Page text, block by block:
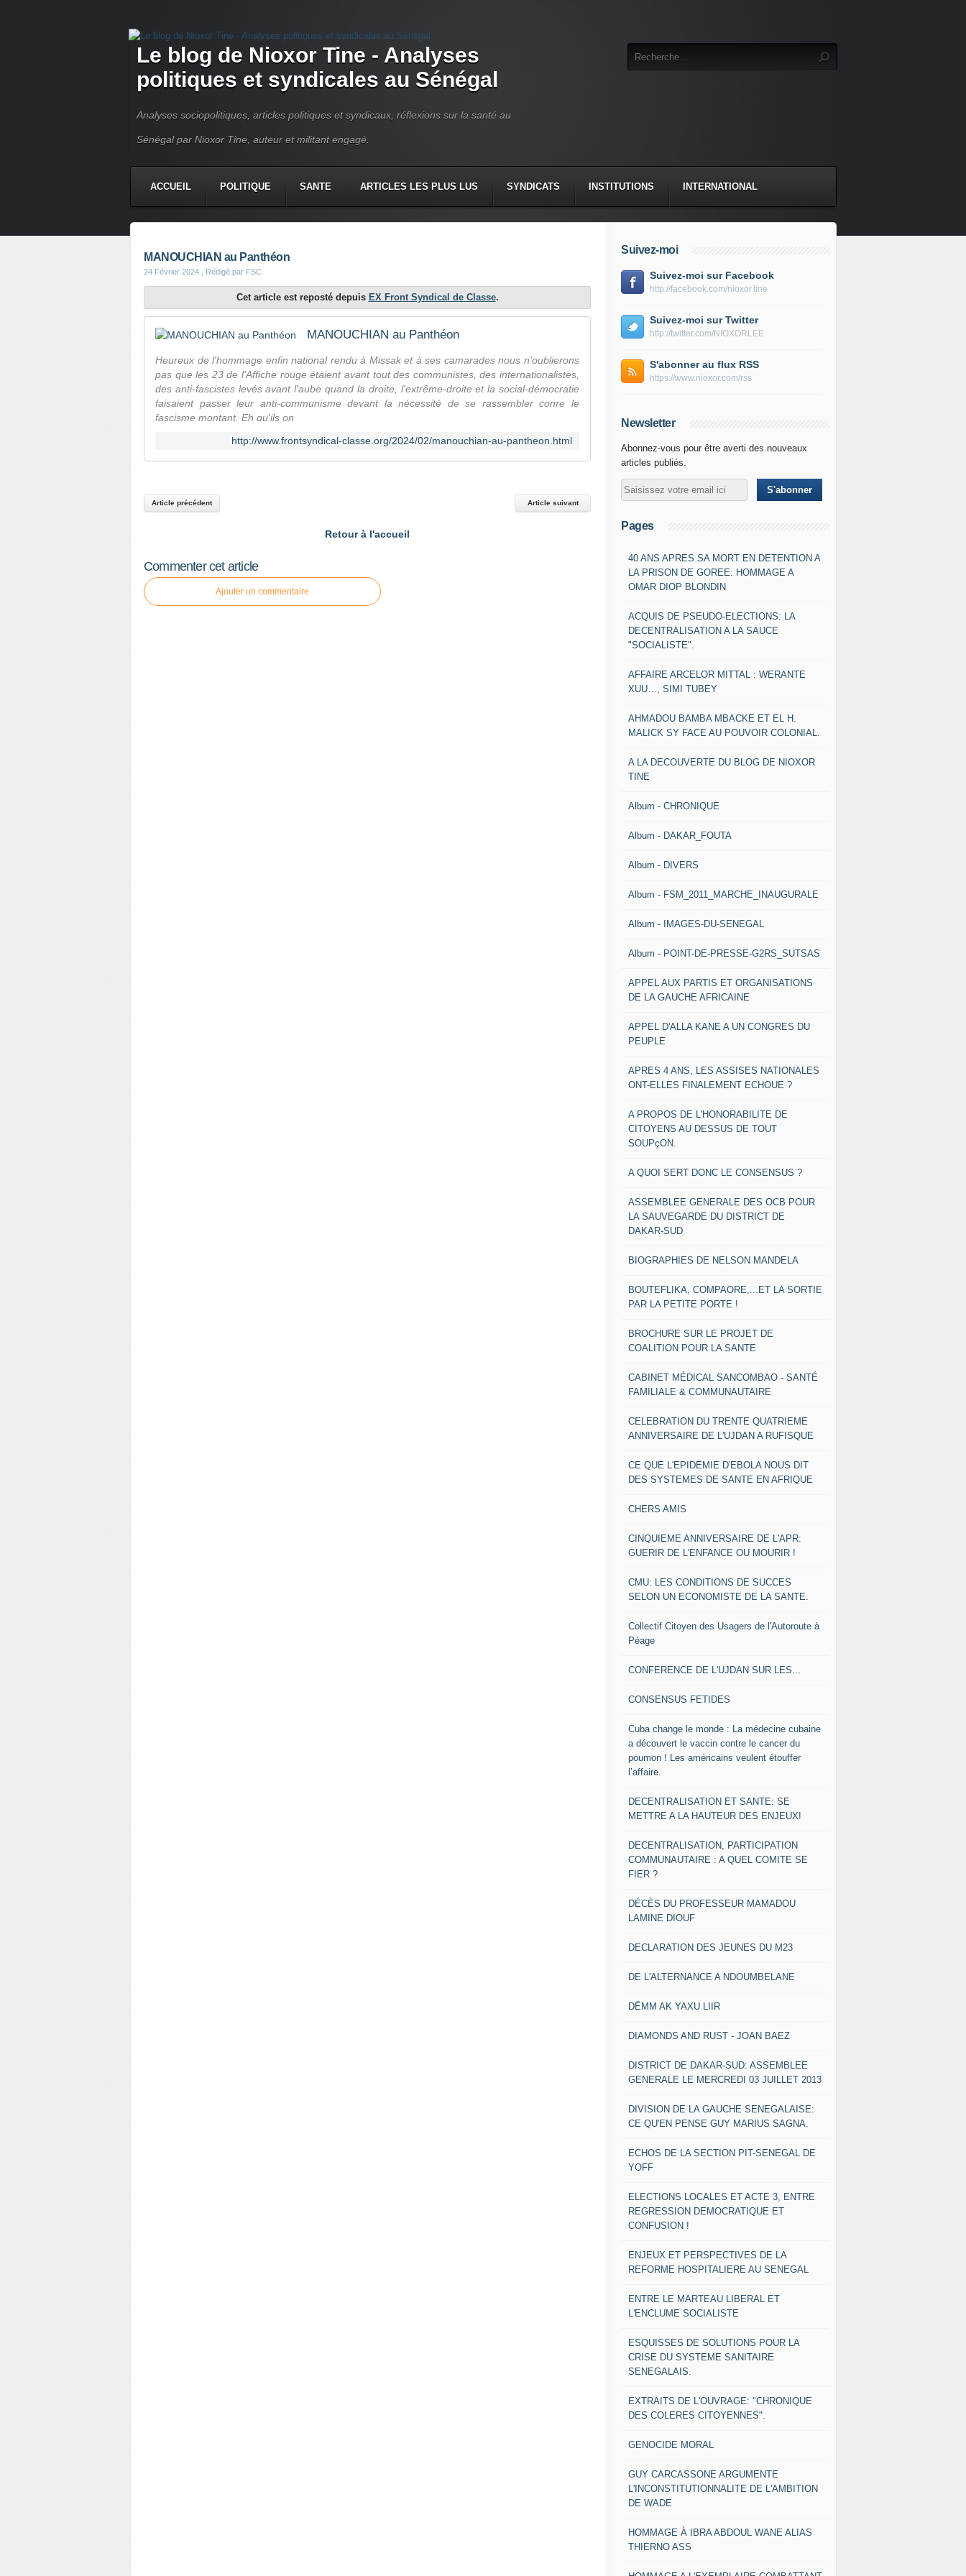
Le blog de Nioxor Tine - Analyses
politiques et syndicales au Sénégal
Analyses sociopolitiques, articles politiques et syndicaux, réflexions sur la santé au
Sénégal par Nioxor Tine, auteur et militant engagé.
ACCUEIL POLITIQUE SANTE ARTICLES LES PLUS LUS SYNDICATS INSTITUTIONS INTERNATIONAL
MANOUCHIAN au Panthéon
24 Février 2024 , Rédigé par FSC
Cet article est reposté depuis EX Front Syndical de Classe.
MANOUCHIAN au Panthéon
Heureux de l'hommage enfin national rendu à Missak et à ses camarades nous n'oublierons
pas que les 23 de l'Affiche rouge étaient avant tout des communistes, des internationalistes,
des anti-fascistes levés avant l'aube quand la droite, l'extrême-droite et la social-démocratie
faisaient passer leur anti-communisme devant la nécessité de se rassembler conre le
fascisme montant. Eh qu'ils on
http://www.frontsyndical-classe.org/2024/02/manouchian-au-pantheon.html
Article précédent Article suivant
Retour à l'accueil
Commenter cet article
Ajouter un commentaire
Suivez-moi
Suivez-moi sur Facebook
http://facebook.com/nioxor.tine
Suivez-moi sur Twitter
http://twitter.com/NIOXORLEE
S'abonner au flux RSS
https://www.nioxor.com/rss
Newsletter
Abonnez-vous pour être averti des nouveaux
articles publiés.
Pages
40 ANS APRES SA MORT EN DETENTION A
LA PRISON DE GOREE: HOMMAGE A
OMAR DIOP BLONDIN
ACQUIS DE PSEUDO-ELECTIONS: LA
DECENTRALISATION A LA SAUCE
"SOCIALISTE".
AFFAIRE ARCELOR MITTAL : WERANTE
XUU…, SIMI TUBEY
AHMADOU BAMBA MBACKE ET EL H.
MALICK SY FACE AU POUVOIR COLONIAL.
A LA DECOUVERTE DU BLOG DE NIOXOR
TINE
Album - CHRONIQUE
Album - DAKAR_FOUTA
Album - DIVERS
Album - FSM_2011_MARCHE_INAUGURALE
Album - IMAGES-DU-SENEGAL
Album - POINT-DE-PRESSE-G2RS_SUTSAS
APPEL AUX PARTIS ET ORGANISATIONS
DE LA GAUCHE AFRICAINE
APPEL D'ALLA KANE A UN CONGRES DU
PEUPLE
APRES 4 ANS, LES ASSISES NATIONALES
ONT-ELLES FINALEMENT ECHOUE ?
A PROPOS DE L'HONORABILITE DE
CITOYENS AU DESSUS DE TOUT
SOUPçON.
A QUOI SERT DONC LE CONSENSUS ?
ASSEMBLEE GENERALE DES OCB POUR
LA SAUVEGARDE DU DISTRICT DE
DAKAR-SUD
BIOGRAPHIES DE NELSON MANDELA
BOUTEFLIKA, COMPAORE,...ET LA SORTIE
PAR LA PETITE PORTE !
BROCHURE SUR LE PROJET DE
COALITION POUR LA SANTE
CABINET MÉDICAL SANCOMBAO - SANTÉ
FAMILIALE & COMMUNAUTAIRE
CELEBRATION DU TRENTE QUATRIEME
ANNIVERSAIRE DE L'UJDAN A RUFISQUE
CE QUE L'EPIDEMIE D'EBOLA NOUS DIT
DES SYSTEMES DE SANTE EN AFRIQUE
CHERS AMIS
CINQUIEME ANNIVERSAIRE DE L'APR:
GUERIR DE L'ENFANCE OU MOURIR !
CMU: LES CONDITIONS DE SUCCES
SELON UN ECONOMISTE DE LA SANTE.
Collectif Citoyen des Usagers de l'Autoroute à
Péage
CONFERENCE DE L'UJDAN SUR LES...
CONSENSUS FETIDES
Cuba change le monde : La médecine cubaine
a découvert le vaccin contre le cancer du
poumon ! Les américains veulent étouffer
l’affaire.
DECENTRALISATION ET SANTE: SE
METTRE A LA HAUTEUR DES ENJEUX!
DECENTRALISATION, PARTICIPATION
COMMUNAUTAIRE : A QUEL COMITE SE
FIER ?
DÉCÈS DU PROFESSEUR MAMADOU
LAMINE DIOUF
DECLARATION DES JEUNES DU M23
DE L'ALTERNANCE A NDOUMBELANE
DËMM AK YAXU LIIR
DIAMONDS AND RUST - JOAN BAEZ
DISTRICT DE DAKAR-SUD: ASSEMBLEE
GENERALE LE MERCREDI 03 JUILLET 2013
DIVISION DE LA GAUCHE SENEGALAISE:
CE QU'EN PENSE GUY MARIUS SAGNA.
ECHOS DE LA SECTION PIT-SENEGAL DE
YOFF
ELECTIONS LOCALES ET ACTE 3, ENTRE
REGRESSION DEMOCRATIQUE ET
CONFUSION !
ENJEUX ET PERSPECTIVES DE LA
REFORME HOSPITALIERE AU SENEGAL
ENTRE LE MARTEAU LIBERAL ET
L'ENCLUME SOCIALISTE
ESQUISSES DE SOLUTIONS POUR LA
CRISE DU SYSTEME SANITAIRE
SENEGALAIS.
EXTRAITS DE L'OUVRAGE: "CHRONIQUE
DES COLERES CITOYENNES".
GENOCIDE MORAL
GUY CARCASSONE ARGUMENTE
L'INCONSTITUTIONNALITE DE L'AMBITION
DE WADE
HOMMAGE À IBRA ABDOUL WANE ALIAS
THIERNO ASS